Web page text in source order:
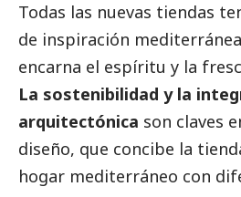
Todas las nuevas tiendas
de inspiración
encarna el espíritu y la
La sostenibilidad y la
arquitectónica son claves
diseño, que concibe la
hogar mediterráneo con